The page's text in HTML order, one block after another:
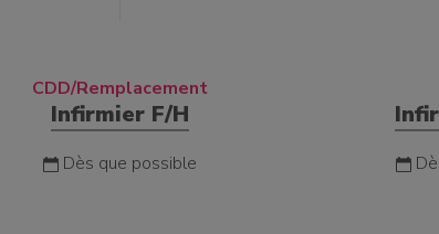
CDD/Remplacement
Infirmier F/H
Dès que possible